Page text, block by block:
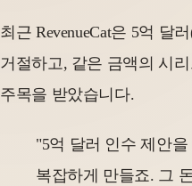
최근 RevenueCat은 5억 달
거절하고, 같은 금액의 시
주목을 받았습니다.
"5억 달러 인수 제안
복잡하게 만들죠. 그